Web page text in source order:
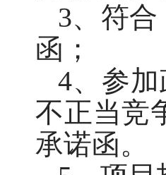
3、符
函；
4、参
不正当竞
承诺函。